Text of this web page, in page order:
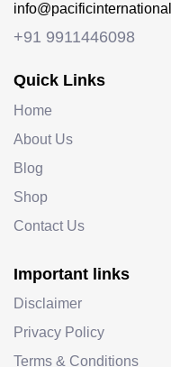
+91 9911446098
Quick Links
Home
About Us
Blog
Shop
Contact Us
Important links
Disclaimer
Privacy Policy
Terms & Conditions